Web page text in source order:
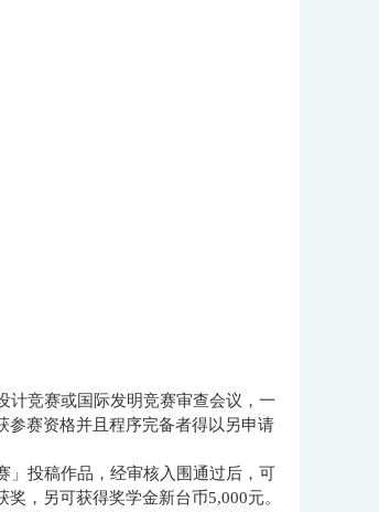
计竞赛或国际发明竞赛审查会议，一
参赛资格并且程序完备者得以另申请
」投稿作品，经审核入围通过后，可
，另可获得奖学金新台币5,000元。